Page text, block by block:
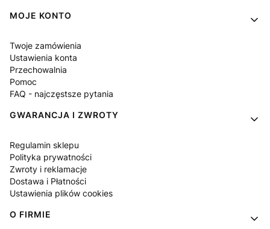
MOJE KONTO
Twoje zamówienia
Ustawienia konta
Przechowalnia
Pomoc
FAQ - najczęstsze pytania
GWARANCJA I ZWROTY
Regulamin sklepu
Polityka prywatności
Zwroty i reklamacje
Dostawa i Płatności
Ustawienia plików cookies
O FIRMIE